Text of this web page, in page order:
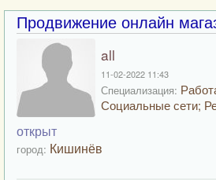
Продвижение онлайн
all
11-02-2022 11:43
Специализация:
Социальные сети;
открыт
город: Кишинёв